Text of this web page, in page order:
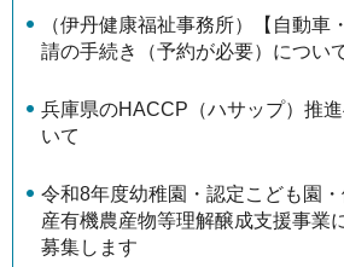
（伊丹健康福祉事務所）【自動車
請の手続き（予約が必要）につい
兵庫県のHACCP（ハサップ）推
いて
令和8年度幼稚園・認定こども園
産有機農産物等理解醸成支援事業
募集します